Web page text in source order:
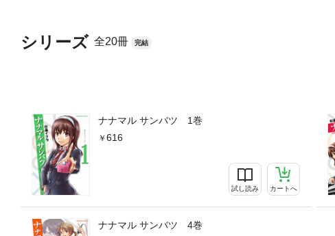
シリーズ 全20冊 完結
ナナマル サンバツ 1巻
616
試し読み カートへ
ナナマル サンバツ 4巻